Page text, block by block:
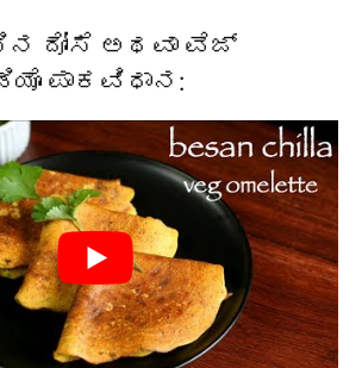
ದೋಸೆ ಅಥವಾ ವೆಜ್
ಪಾಕವಿಧಾನ: